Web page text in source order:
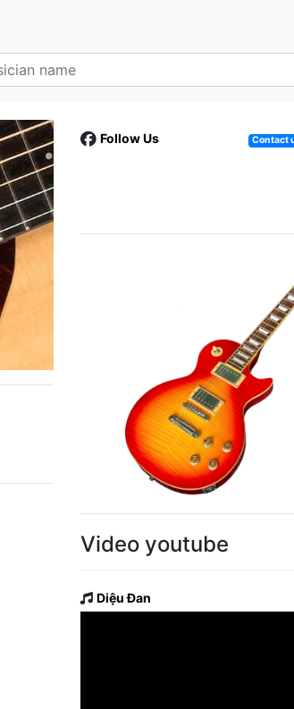
Follow Us Contact
Video youtube
Diệu Đan